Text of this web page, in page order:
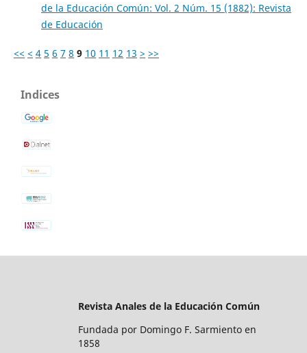
de la Educación Común: Vol. 2 Núm. 15 (1882): Revista
de Educación
<< < 4 5 6 7 8 9 10 11 12 13 > >>
Indices
Revista Anales de la Educación Común
Fundada por Domingo F. Sarmiento en
1858